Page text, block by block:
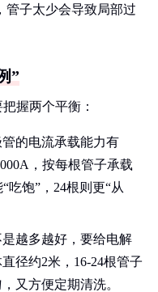
管子太少会导致局部过
”
握两个平衡：
管的电流承载能力有
，按每根管子承载
吃饱”，24根则更“从
是越多越好，要给电解
径约2米，16-24根管子
又方便定期清洗。